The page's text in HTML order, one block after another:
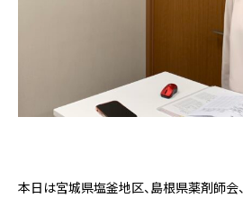
本日は宮城県塩釜地区、島根県薬剤師会